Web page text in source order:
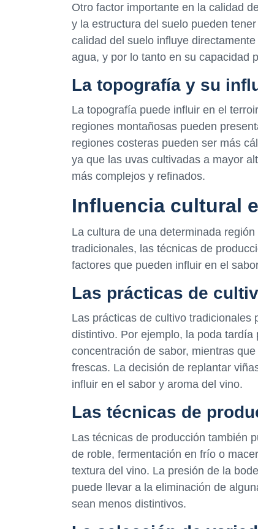
Otro factor importante en la calidad
y la estructura del suelo pueden
calidad del suelo influye
agua, y por lo tanto en su capacidad
La topografía y su
La topografía puede influir en el
regiones montañosas pueden
regiones costeras pueden ser más
ya que las uvas cultivadas a mayor
más complejos y refinados.
Influencia cultural
La cultura de una determinada
tradicionales, las técnicas de
factores que pueden influir en el
Las prácticas de
Las prácticas de cultivo tradicionales
distintivo. Por ejemplo, la poda
concentración de sabor, mientras
frescas. La decisión de replantar
influir en el sabor y aroma del vino.
Las técnicas de
Las técnicas de producción también
de roble, fermentación en frío o
textura del vino. La presión de la
puede llevar a la eliminación de
sean menos distintivos.